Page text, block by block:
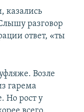
казались
разговор
ответ, «ты
Возле
гарема
Но рост у